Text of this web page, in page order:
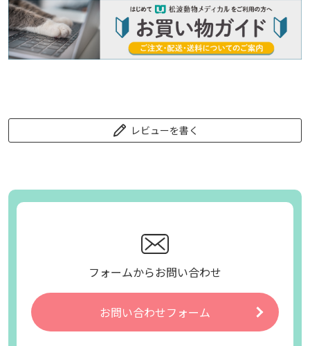
レビューを書く
フォームからお問い合わせ
お問い合わせフォーム